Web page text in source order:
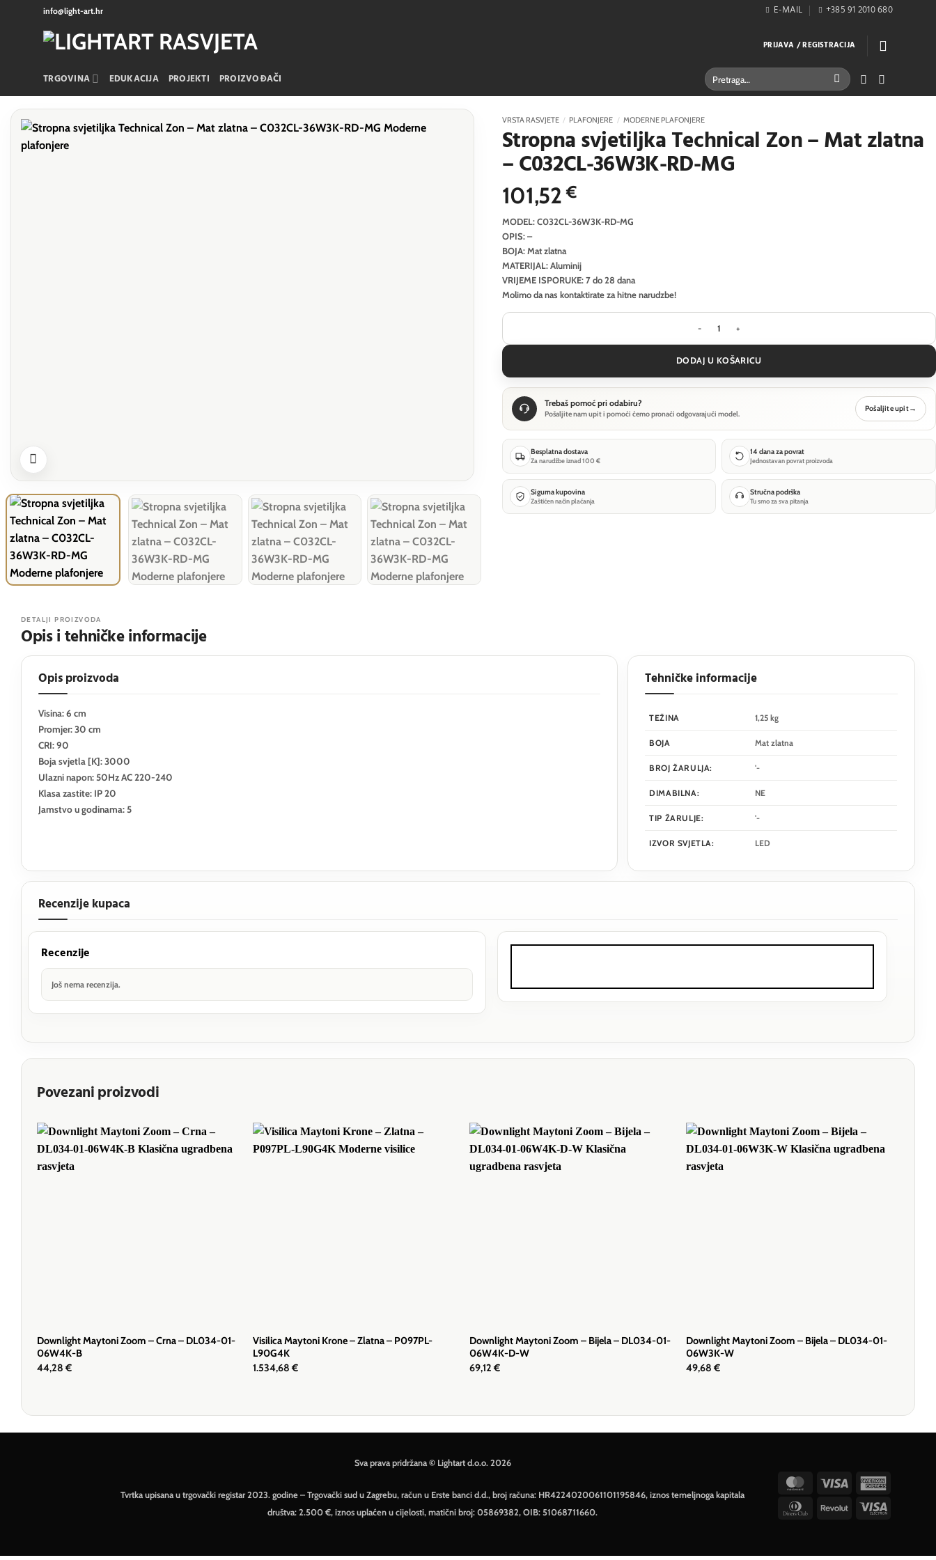
info@light-art.hr E-MAIL +385 91 2010 680
PRIJAVA / REGISTRACIJA
TRGOVINA EDUKACIJA PROJEKTI PROIZVOĐAČI Pretraži:
VRSTA RASVJETE / PLAFONJERE / MODERNE PLAFONJERE
Stropna svjetiljka Technical Zon – Mat zlatna
– C032CL-36W3K-RD-MG
101,52€
MODEL: C032CL-36W3K-RD-MG
OPIS: –
BOJA: Mat zlatna
MATERIJAL: Aluminij
VRIJEME ISPORUKE: 7 do 28 dana
Molimo da nas kontaktirate za hitne narudzbe!
Stropna svjetiljka Technical Zon - Mat zlatna -
DODAJ U KOŠARICU
Trebaš pomoć pri odabiru?
Pošaljite nam upit i pomoći ćemo pronaći odgovarajući model.
Pošaljite upit→
Besplatna dostava
Za narudžbe iznad 100 €
14 dana za povrat
Jednostavan povrat proizvoda
Sigurna kupovina
Zaštićen način plaćanja
Stručna podrška
Tu smo za sva pitanja
DETALJI PROIZVODA
Opis i tehničke informacije
Opis proizvoda
Visina: 6 cm
Promjer: 30 cm
CRI: 90
Boja svjetla [K]: 3000
Ulazni napon: 50Hz AC 220-240
Klasa zastite: IP 20
Jamstvo u godinama: 5
Tehničke informacije
TEŽINA 1,25 kg
BOJA Mat zlatna
BROJ ŽARULJA: '-
DIMABILNA: NE
TIP ŽARULJE: '-
IZVOR SVJETLA: LED
Recenzije kupaca
Recenzije
Još nema recenzija.
Povezani proizvodi
Downlight Maytoni Zoom – Crna – DL034-01-
06W4K-B
44,28 €
Visilica Maytoni Krone – Zlatna – P097PL-
L90G4K
1.534,68€
Downlight Maytoni Zoom – Bijela – DL034-01-
06W4K-D-W
69,12€
Downlight Maytoni Zoom – Bijela – DL034-01-
06W3K-W
49,68 €
Sva prava pridržana © Lightart d.o.o. 2026
Tvrtka upisana u trgovački registar 2023. godine – Trgovački sud u Zagrebu, račun u Erste banci d.d., broj računa: HR4224020061101195846, iznos temeljnoga kapitala
društva: 2.500 €, iznos uplaćen u cijelosti, matični broj: 05869382, OIB: 51068711660.
MasterCard
Visa
DinnersRevolutVisa